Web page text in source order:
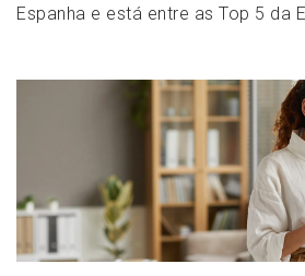
Espanha e está entre as Top 5 da